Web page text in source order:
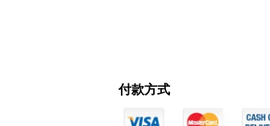
付款方式